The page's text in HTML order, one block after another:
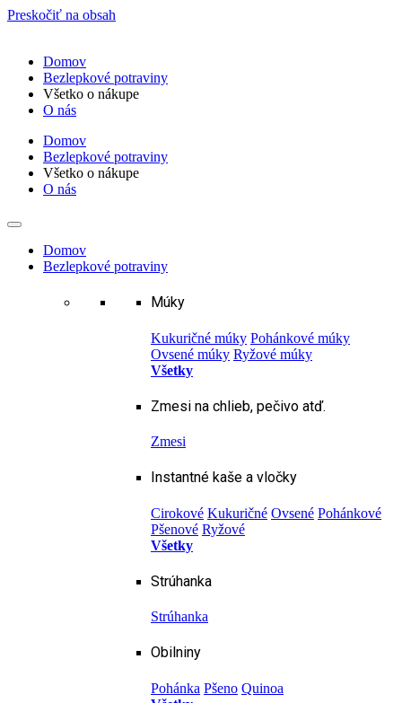
Preskočiť na obsah
Domov
Bezlepkové potraviny
Všetko o nákupe
O nás
Domov
Bezlepkové potraviny
Všetko o nákupe
O nás
Domov
Bezlepkové potraviny
Múky
Kukuričné múky Pohánkové múky
Ovsené múky Ryžové múky
Všetky
Zmesi na chlieb, pečivo atď.
Zmesi
Instantné kaše a vločky
Cirokové Kukuričné Ovsené Pohánkové
Pšenové Ryžové
Všetky
Strúhanka
Strúhanka
Obilniny
Pohánka Pšeno Quinoa